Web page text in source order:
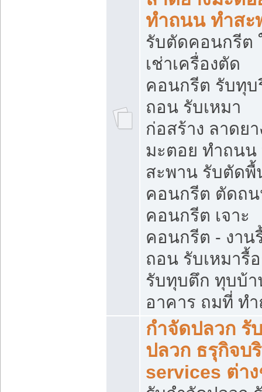
ทำถนน ทำสะ
รับตัดคอนกรีต
เช่าเครื่องตัด
คอนกรีต รับทุบ
ถอน รับเหมา
ก่อสร้าง ลาดยา
มะตอย ทำถนน
สะพาน รับตัดพื้
คอนกรีต ตัดถ
คอนกรีต เจาะ
คอนกรีต - งาน
ถอน รับเหมารื้
รับทุบตึก ทุบบ้า
อาคาร ถมที่ ท
กำจัดปลวก รั
ปลวก ธรุกิจบ
services ต่าง